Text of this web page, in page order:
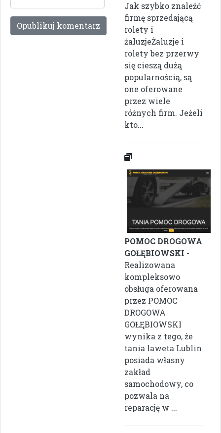
Jak szybko znaleźć
firmę sprzedającą
rolety i
żaluzjeŻaluzje i
rolety bez przerwy
się cieszą dużą
popularnością, są
one oferowane
przez wiele
różnych firm. Jeżeli
kto...
POMOC DROGOWA
GOŁĘBIOWSKI -
Realizowana
kompleksowo
obsługa oferowana
przez POMOC
DROGOWA
GOŁĘBIOWSKI
wynika z tego, że
tania laweta Lublin
posiada własny
zakład
samochodowy, co
pozwala na
reparację w ...